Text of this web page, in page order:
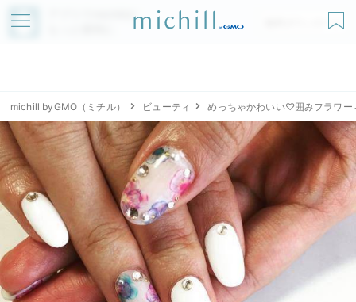
アプリでmichillが
無料ダウンロード
michill byGMO（ミチル） ビューティ めっちゃかわいい♡囲みフラワー